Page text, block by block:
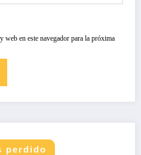
web en este navegador para la próxima
perdido